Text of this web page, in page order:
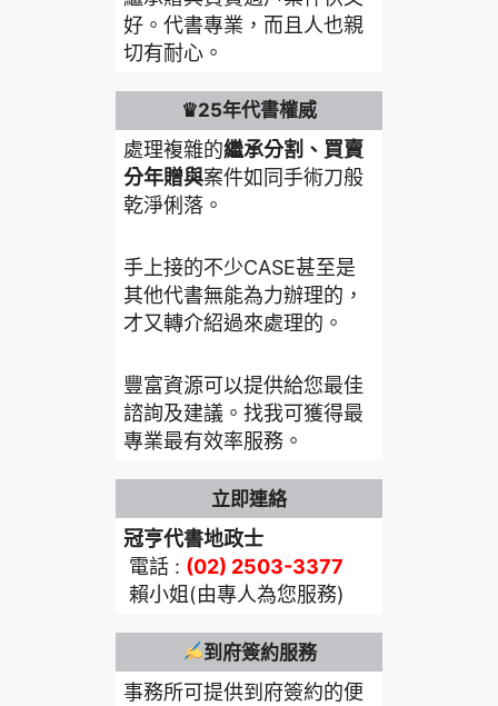
好。代書專業，而且人也親
切有耐心。
♛25年代書權威
處理複雜的繼承分割、買賣
分年贈與案件如同手術刀般
乾淨俐落。
手上接的不少CASE甚至是
其他代書無能為力辦理的，
才又轉介紹過來處理的。
豐富資源可以提供給您最佳
諮詢及建議。找我可獲得最
專業最有效率服務。
立即連絡
冠亨代書地政士
電話 : (02) 2503-3377
賴小姐(由專人為您服務)
到府簽約服務
事務所可提供到府簽約的便